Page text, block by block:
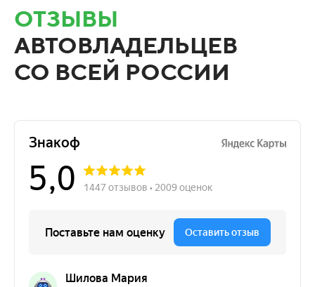
ОТЗЫВЫ
АВТОВЛАДЕЛЬЦЕВ
СО ВСЕЙ РОССИИ